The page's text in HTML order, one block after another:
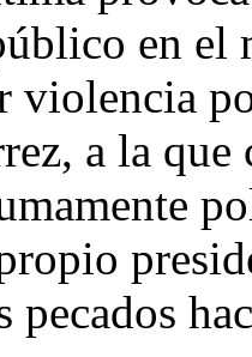
en
violencia
a la
pecados